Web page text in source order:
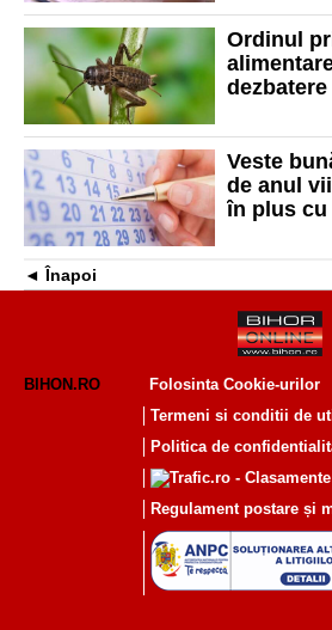
Oficial
Ordinul
Veste
de anul
în plus cu
Înapoi
BIHON.RO
Folosinta Cookie-urilor
Termeni si conditii de
Politica de
Regulament postare și